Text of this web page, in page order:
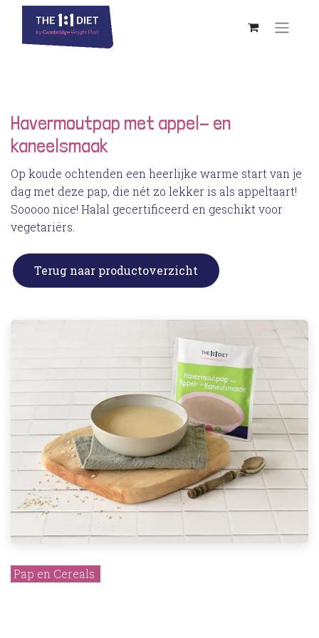
Havermoutpap met appel- en
kaneelsmaak
Op koude ochtenden een heerlijke warme start van je
dag met deze pap, die nét zo lekker is als appeltaart!
Sooooo nice! Halal gecertificeerd en geschikt voor
vegetariërs.
Terug naar productoverzicht
Pap en Cereals